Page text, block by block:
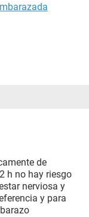
de
h no hay riesgo
nerviosa y
y para